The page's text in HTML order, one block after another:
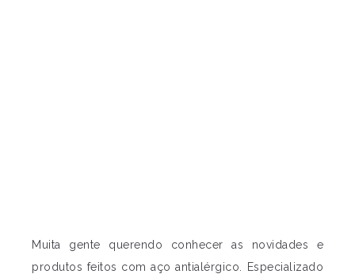
Muita gente querendo conhecer as novidades e
produtos feitos com aço antialérgico. Especializado